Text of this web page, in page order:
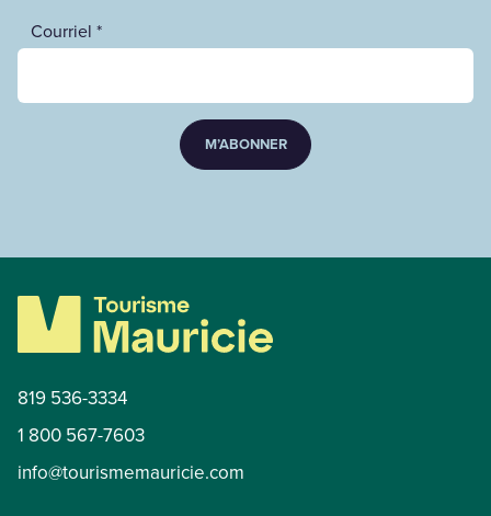
Courriel *
M’ABONNER
819 536-3334
1 800 567-7603
info@tourismemauricie.com